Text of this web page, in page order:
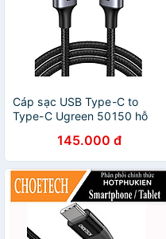
Cáp sạc USB Type-C to
Type-C Ugreen 50150 hỗ
dữ liệu 480Mbps - Hàng
Chính Hãng
145.000 đ